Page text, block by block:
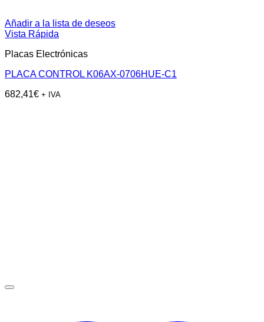
Añadir a la lista de deseos
Vista Rápida
Placas Electrónicas
PLACA CONTROL K06AX-0706HUE-C1
682,41€ + IVA